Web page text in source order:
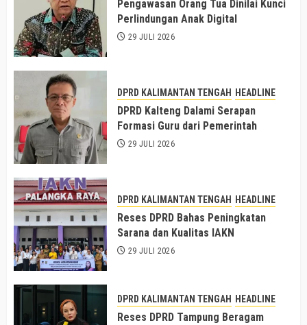
Pengawasan Orang Tua Dinilai Kunci
Perlindungan Anak Digital
29 JULI 2026
DPRD KALIMANTAN TENGAH HEADLINE
DPRD Kalteng Dalami Serapan
Formasi Guru dari Pemerintah
29 JULI 2026
DPRD KALIMANTAN TENGAH HEADLINE
Reses DPRD Bahas Peningkatan
Sarana dan Kualitas IAKN
29 JULI 2026
DPRD KALIMANTAN TENGAH HEADLINE
Reses DPRD Tampung Beragam